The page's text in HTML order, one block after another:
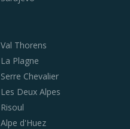
Val Thorens
La Plagne
Serre Chevalier
Les Deux Alpes
Risoul
Alpe d'Huez